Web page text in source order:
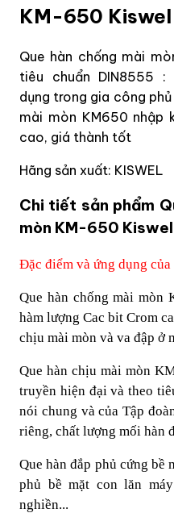
KM-650 Kiswel
Que hàn chống mài
tiêu chuẩn DIN8555 :
dụng trong gia công
mài mòn KM650 nhập
cao, giá thành tốt
Hãng sản xuất: KISWEL
Chi tiết sản phẩm
mòn KM-650
Đặc điểm và ứng dụng
Que hàn chống mài mòn
hàm lượng Cac bit Crom
chịu mài mòn và va đập ở
Que hàn chịu mài mòn
truyền hiện đại và theo
nói chung và của Tập
riêng, chất lượng mối hàn
Que hàn đắp phủ cứng bề
phủ bề mặt con lăn
nghiền...